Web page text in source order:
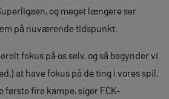
og meget længere ser
på nuværende tidspunkt.
fokus på os selv, og så begynder vi
at have fokus på de ting i vores spil,
første fire kampe, siger FCK-